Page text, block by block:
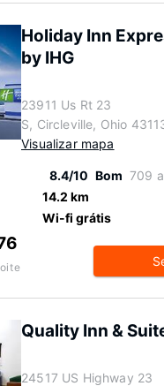
Holiday Inn
by IHG
23911 Us Rt 23
S, Circleville, Ohio
Visualizar mapa
8.4/10 Bom 709
14.2 km
Wi-fi grátis
Quality Inn &
24517 US Highway 23